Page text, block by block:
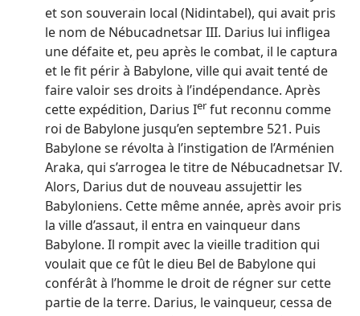
et son souverain local (Nidintabel), qui avait pris
le nom de Nébucadnetsar III. Darius lui infligea
une défaite et, peu après le combat, il le captura
et le fit périr à Babylone, ville qui avait tenté de
faire valoir ses droits à l’indépendance. Après
cette expédition, Darius Ier fut reconnu comme
roi de Babylone jusqu’en septembre 521. Puis
Babylone se révolta à l’instigation de l’Arménien
Araka, qui s’arrogea le titre de Nébucadnetsar IV.
Alors, Darius dut de nouveau assujettir les
Babyloniens. Cette même année, après avoir pris
la ville d’assaut, il entra en vainqueur dans
Babylone. Il rompit avec la vieille tradition qui
voulait que ce fût le dieu Bel de Babylone qui
conférât à l’homme le droit de régner sur cette
partie de la terre. Darius, le vainqueur, cessa de